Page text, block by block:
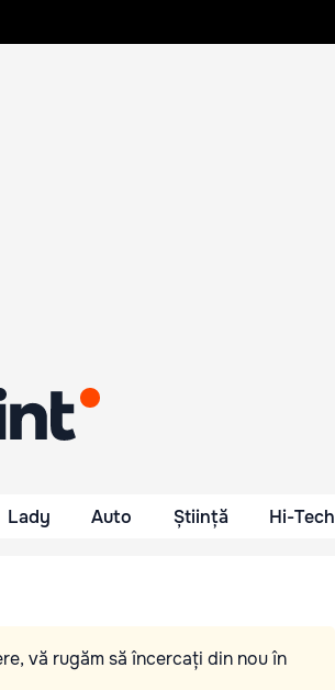
Lady Auto Știință Hi-Tech
vă rugăm să încercați din nou în